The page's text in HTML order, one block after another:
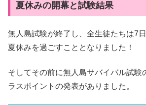
夏休みの開幕と試験結果
無人島試験が終了し、全生徒たちは7
夏休みを過ごすこととなりました！
そしてその前に無人島サバイバル試験
ラスポイントの発表がありました。